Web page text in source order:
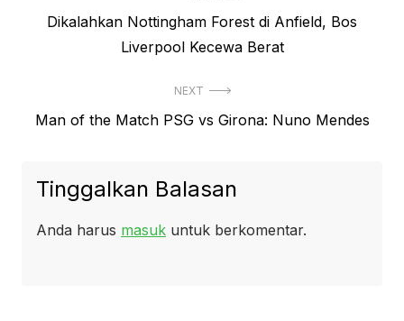
pos
Previous
Dikalahkan Nottingham Forest di Anfield, Bos
Liverpool Kecewa Berat
NEXT
Next
Man of the Match PSG vs Girona: Nuno Mendes
Tinggalkan Balasan
Anda harus masuk untuk berkomentar.